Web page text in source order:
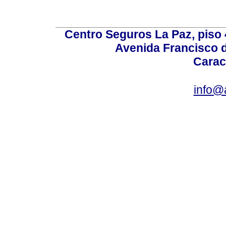
Centro Seguros La Paz,
Avenida Francisco